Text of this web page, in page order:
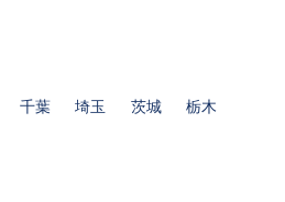
千葉 埼玉 茨城 栃木